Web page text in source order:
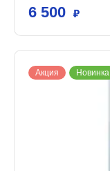
6 500
Акция Новинка